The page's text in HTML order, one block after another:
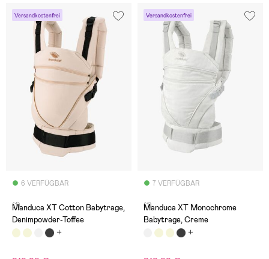
Versandkostenfrei
6 VERFÜGBAR
(1)
Manduca XT Cotton Babytrage,
Denimpowder-Toffee
Versandkostenfrei
7 VERFÜGBAR
(1)
Manduca XT Monochrome
Babytrage, Creme